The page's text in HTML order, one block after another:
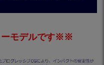
モデルです※※